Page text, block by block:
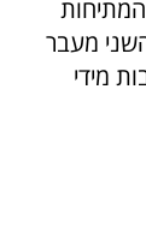
מעבר
מידי